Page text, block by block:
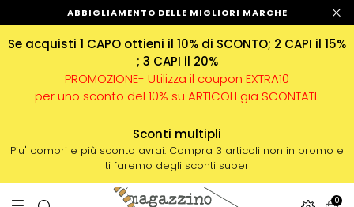
ABBIGLIAMENTO DELLE MIGLIORI MARCHE
Se acquisti 1 CAPO ottieni il 10% di SCONTO; 2 CAPI il 15%
; 3 CAPI il 20%
PROMOZIONE- Utilizza il coupon EXTRA10
per uno sconto del 10% su ARTICOLI gia SCONTATI.
Sconti multipli
Piu' compri e più sconto avrai. Compra 3 articoli non in promo e
ti faremo degli sconti super
0